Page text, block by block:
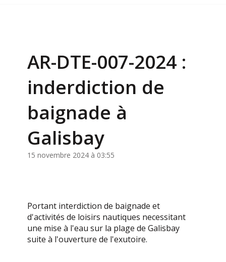
AR-DTE-007-2024 :
inderdiction de
baignade à
Galisbay
15 novembre 2024 à 03:55
Portant interdiction de baignade et
d'activités de loisirs nautiques necessitant
une mise à l'eau sur la plage de Galisbay
suite à l'ouverture de l'exutoire.